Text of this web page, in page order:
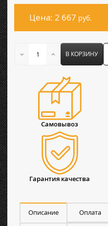
Цена: 2 667 руб.
В КОРЗИНУ
Самовывоз
Гарантия качества
Описание Оплата